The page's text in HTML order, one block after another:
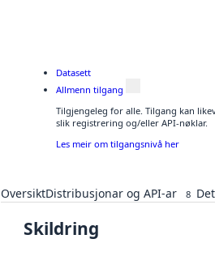
Datasett
Allmenn tilgang
Tilgjengeleg for alle. Tilgang kan
slik registrering og/eller API-nøklar.
Les meir om tilgangsnivå her
OversiktDistribusjonar og API-ar 8
Skildring